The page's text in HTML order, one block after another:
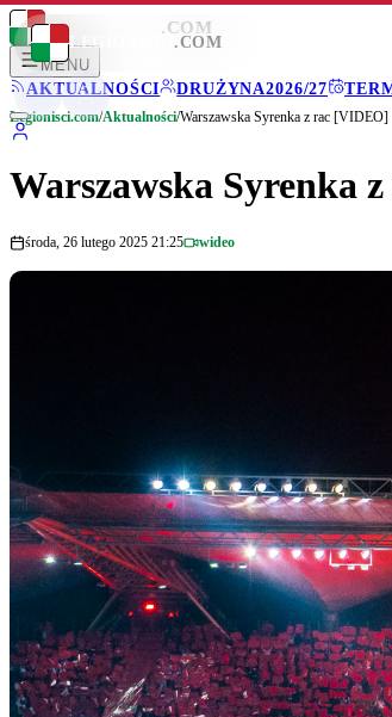
LEGIONISCI .COM
MENU
AKTUALNOŚCI
DRUŻYNA2026/27
LEGIONISCI .COM
Legionisci.com/Aktualności/Warszawska Syrenka z rac [VIDEO]
Warszawska Syrenka
środa, 26 lutego 2025 21:25 wideo